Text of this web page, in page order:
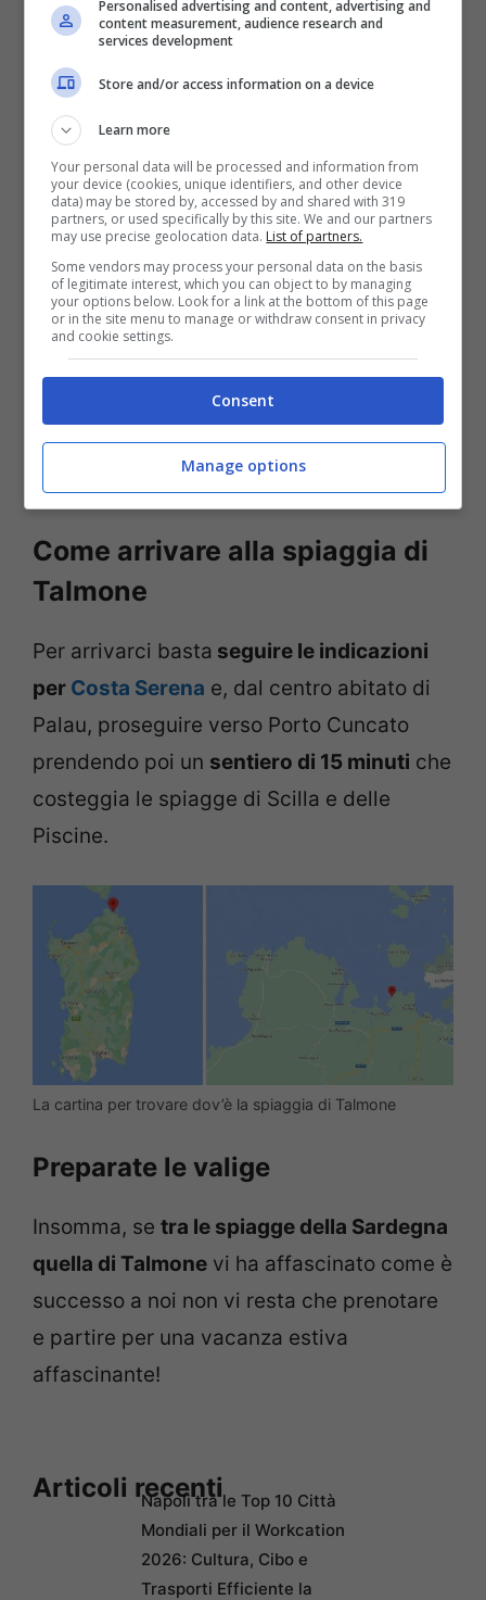
sentiero, seppure corto, è piuttosto
impegnativo
quindi bisogna partire muniti di tutto
il necessario per una giornata di
mare.
Soprattuttonon bisogna
dimenticarsi la maschera
perché il fondale è ricco di pesci,
stelle marine, polpi e altri organismi
marini super interessanti.
Come arrivare alla spiaggia di
Talmone
Per arrivarci basta seguire le indicazioni
per Costa Serena e, dal centro abitato di
Palau, proseguire verso Porto Cuncato
prendendo poi un sentiero di 15 minuti che
costeggia le spiagge di Scilla e delle
Piscine.
La cartina per trovare dov’è la spiaggia di Talmone
Preparate le valige
Insomma, se tra le spiagge della Sardegna
quella di Talmone vi ha affascinato come è
successo a noi non vi resta che prenotare
e partire per una vacanza estiva
affascinante!
Articoli recentiNapoli tra le Top 10 Città
Mondiali per il Workcation
2026: Cultura, Cibo e
Trasporti Efficiente la
Personalised advertising and content, advertising and
content measurement, audience research and
services development
Store and/or access information on a device
Learn more
Your personal data will be processed and information from
your device (cookies, unique identifiers, and other device
data) may be stored by, accessed by and shared with 319
partners, or used specifically by this site. We and our partners
may use precise geolocation data. List of partners.
Some vendors may process your personal data on the basis
of legitimate interest, which you can object to by managing
your options below. Look for a link at the bottom of this page
or in the site menu to manage or withdraw consent in privacy
and cookie settings.
Consent
Manage options